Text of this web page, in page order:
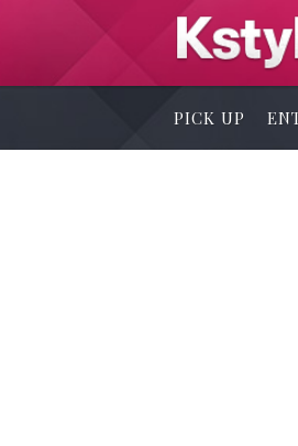
PICK UP